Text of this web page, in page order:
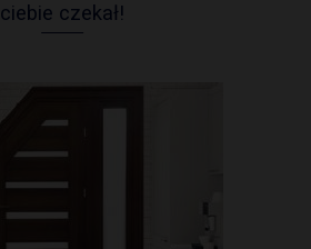
ciebie czekał!